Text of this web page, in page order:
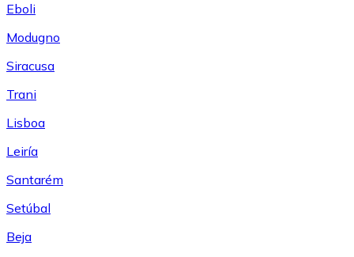
Eboli
Modugno
Siracusa
Trani
Lisboa
Leiría
Santarém
Setúbal
Beja